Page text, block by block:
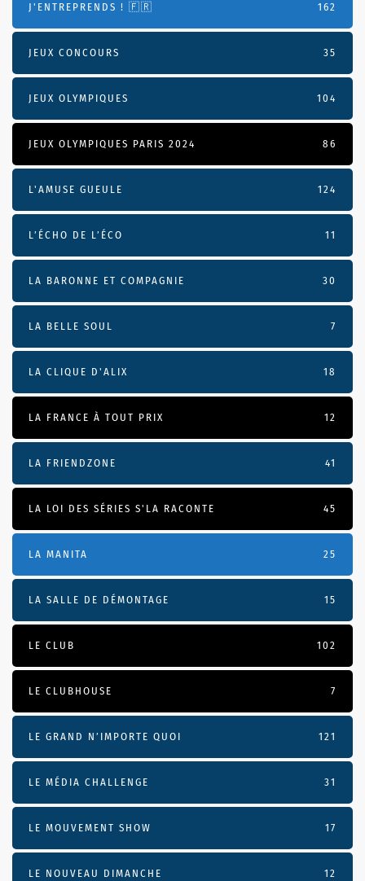
J'ENTREPRENDS ! 🇫🇷 162
JEUX CONCOURS 35
JEUX OLYMPIQUES 104
JEUX OLYMPIQUES PARIS 2024 86
L'AMUSE GUEULE 124
L’ÉCHO DE L’ÉCO 11
LA BARONNE ET COMPAGNIE 30
LA BELLE SOUL 7
LA CLIQUE D'ALIX 18
LA FRANCE À TOUT PRIX 12
LA FRIENDZONE 41
LA LOI DES SÉRIES S'LA RACONTE 45
LA MANITA 25
LA SALLE DE DÉMONTAGE 15
LE CLUB 102
LE CLUBHOUSE 7
LE GRAND N’IMPORTE QUOI 121
LE MÉDIA CHALLENGE 31
LE MOUVEMENT SHOW 17
LE NOUVEAU DIMANCHE 12